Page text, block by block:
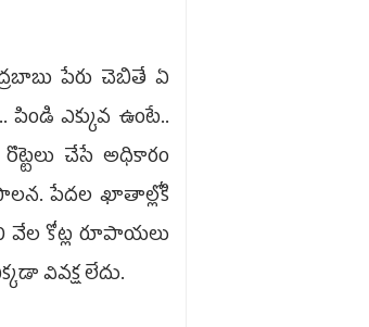
పేరు చెబితే ఏ
ఎక్కువ ఉంటే..
చేసే అధికారం
పేదల ఖాతాల్లోకి
వేల కోట్ల రూపాయలు
వివక్ష లేదు.